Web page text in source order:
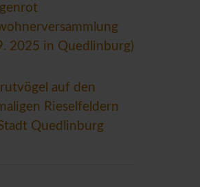
2025 in Quedlinburg)
auf den
Rieselfeldern
Quedlinburg